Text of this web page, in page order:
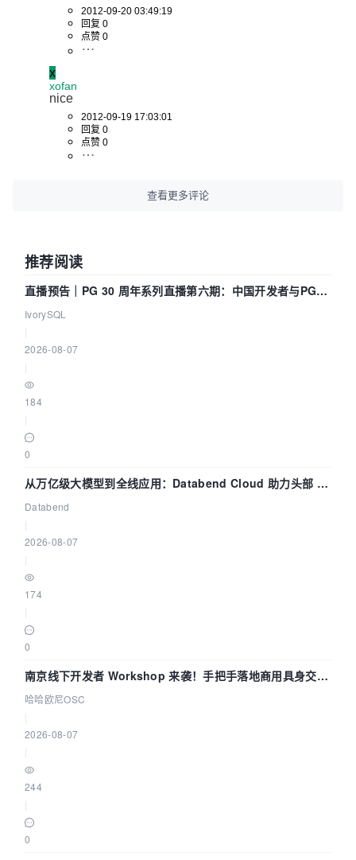
2012-09-20 03:49:19
回复 0
点赞 0
x
xofan
nice
2012-09-19 17:03:01
回复 0
点赞 0
查看更多评论
推荐阅读
直播预告｜PG 30 周年系列直播第六期：中国开发者与PG内
核——我们改得动吗？我们贡献了什么？
IvorySQL
2026-08-07
184
0
从万亿级大模型到全线应用：Databend Cloud 助力头部 AI
企业构建全链路 Trace 数据管道
Databend
2026-08-07
174
0
南京线下开发者 Workshop 来袭！手把手落地商用具身交互
智能 Agent 应用
哈哈欧尼OSC
2026-08-07
244
0